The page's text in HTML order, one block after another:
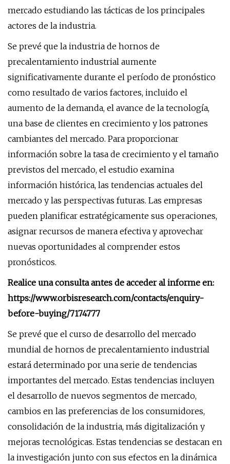
mercado estudiando las tácticas de los principales
actores de la industria.
Se prevé que la industria de hornos de
precalentamiento industrial aumente
significativamente durante el período de pronóstico
como resultado de varios factores, incluido el
aumento de la demanda, el avance de la tecnología,
una base de clientes en crecimiento y los patrones
cambiantes del mercado. Para proporcionar
información sobre la tasa de crecimiento y el tamaño
previstos del mercado, el estudio examina
información histórica, las tendencias actuales del
mercado y las perspectivas futuras. Las empresas
pueden planificar estratégicamente sus operaciones,
asignar recursos de manera efectiva y aprovechar
nuevas oportunidades al comprender estos
pronósticos.
Realice una consulta antes de acceder al informe en:
https://www.orbisresearch.com/contacts/enquiry-
before-buying/7174777
Se prevé que el curso de desarrollo del mercado
mundial de hornos de precalentamiento industrial
estará determinado por una serie de tendencias
importantes del mercado. Estas tendencias incluyen
el desarrollo de nuevos segmentos de mercado,
cambios en las preferencias de los consumidores,
consolidación de la industria, más digitalización y
mejoras tecnológicas. Estas tendencias se destacan en
la investigación junto con sus efectos en la dinámica